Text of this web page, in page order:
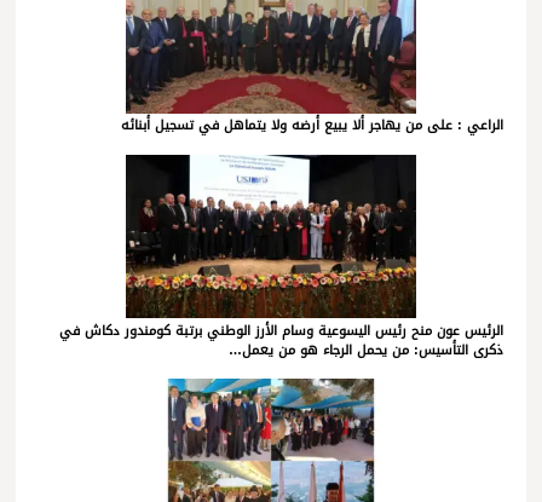
الراعي : على من يهاجر ألا يبيع أرضه ولا يتماهل في تسجيل أبنائه
الرئيس عون منح رئيس اليسوعية وسام الأرز الوطني برتبة كومندور دكاش في
ذكرى التأسيس: من يحمل الرجاء هو من يعمل…